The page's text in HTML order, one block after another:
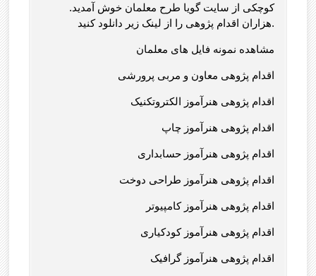
کوچکی از سایت گویا طرح معلمان خوش آمدید.
هزاران اقدام پژوهی را از لینک زیر دانلود کنید.
مشاهده نمونه فایل های معلمان
اقدام پژوهی معاون و مربی پرورشی
اقدام پژوهی هنرآموز الکتروتکنیک
اقدام پژوهی هنرآموز چاپ
اقدام پژوهی هنرآموز حسابداری
اقدام پژوهی هنرآموز طراحی دوخت
اقدام پژوهی هنرآموز کامپیوتر
اقدام پژوهی هنرآموز کودکیاری
اقدام پژوهی هنرآموز گرافیک